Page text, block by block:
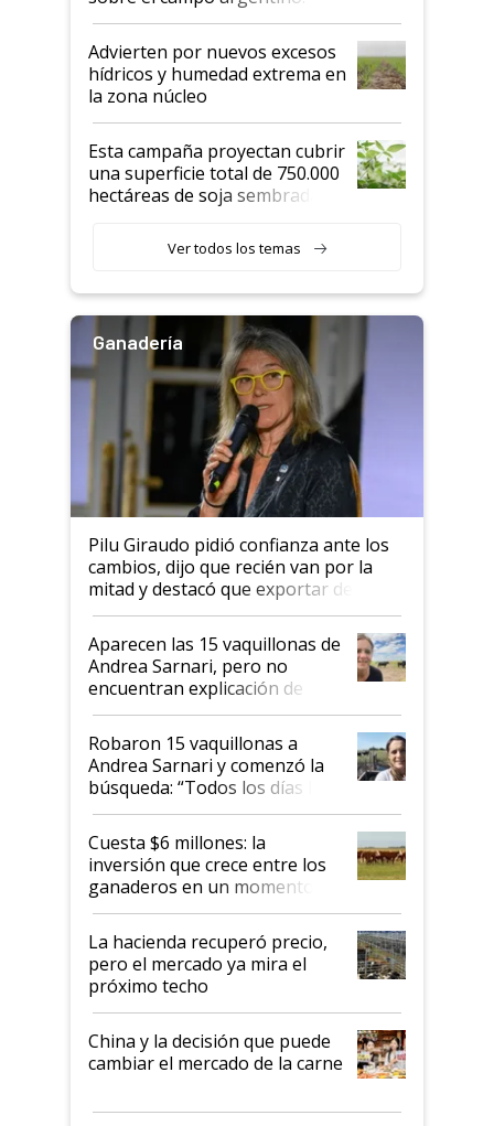
"Estoy muy impresionado"
Advierten por nuevos excesos
hídricos y humedad extrema en
la zona núcleo
Esta campaña proyectan cubrir
una superficie total de 750.000
hectáreas de soja sembradas
variedades que marcan un
salto tecnológico en genética y
Ver todos los temas
Ganadería
Pilu Giraudo pidió confianza ante los
cambios, dijo que recién van por la
mitad y destacó que exportar dejó de
ser "para unos pocos": "Tenemos un
mandato muy claro del gobierno
nacional"
Aparecen las 15 vaquillonas de
Andrea Sarnari, pero no
encuentran explicación de
cómo llegaron allí
Robaron 15 vaquillonas a
Andrea Sarnari y comenzó la
búsqueda: “Todos los días le
toca a algún productor”
Cuesta $6 millones: la
inversión que crece entre los
ganaderos en un momento
histórico para la actividad
La hacienda recuperó precio,
pero el mercado ya mira el
próximo techo
China y la decisión que puede
cambiar el mercado de la carne